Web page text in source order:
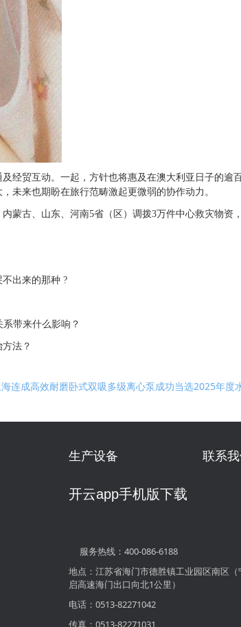
贸互动。一起，方针也将惠及在澳大利亚日子的逾
未来也期盼在旅行范畴激起更微弱的协作动力。
古、山东、河南5省（区）调拨3万件中心救灾物资
出来的那种 ?
带来什么影响？
法？
连成高效耐磨卧式双吸多级离心泵成功当选2025年度
生产设备 联系
开云app手机版下载
服务热线：400-086-6188
地点：江苏省海门市德胜镇工业园区南区（
启高速海门出口向北1公里）
电话：0513-82271042
传真：0513-82271031